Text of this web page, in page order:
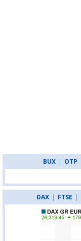
BUX | OTP
DAX | FTSE |